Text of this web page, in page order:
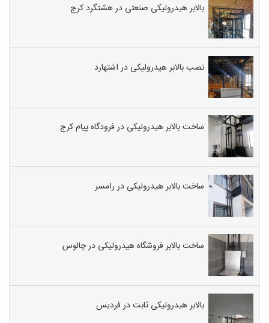
بالابر هیدرولیکی صنعتی در هشتگرد کرج
نصب بالابر هیدرولیکی در اشتهارد
ساخت بالابر هیدرولیکی در فرودگاه پیام کرج
ساخت بالابر هیدرولیکی در رامسر
ساخت بالابر فروشگاه هیدرولیکی در چالوس
بالابر هیدرولیکی ثابت در فردیس